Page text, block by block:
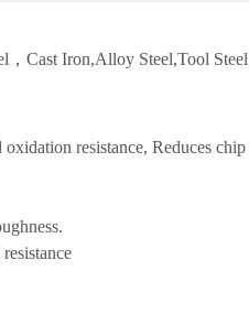
Cast Iron,Alloy Steel,Tool Steel
resistance, Reduces